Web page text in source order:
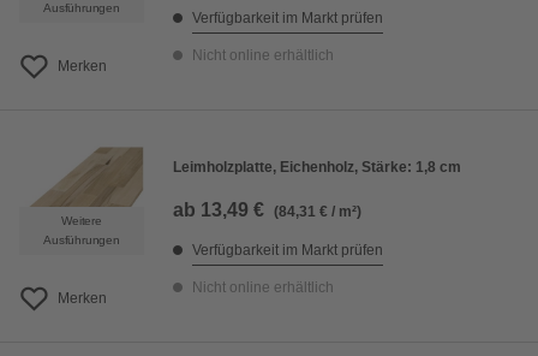
Ausführungen
Merken
Verfügbarkeit im Markt prüfen
Nicht online erhältlich
Weitere
Ausführungen
Merken
Leimholzplatte, Eichenholz, Stärke: 1,8 cm
ab 13,49 € (84,31 € / m²)
Verfügbarkeit im Markt prüfen
Nicht online erhältlich